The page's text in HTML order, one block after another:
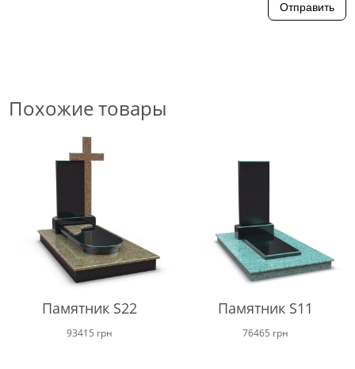
Отправить
Похожие товары
Памятник S22
93415 грн
Памятник S11
76465 грн